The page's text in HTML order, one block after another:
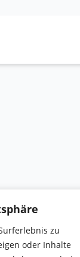
zu
oder Inhalte